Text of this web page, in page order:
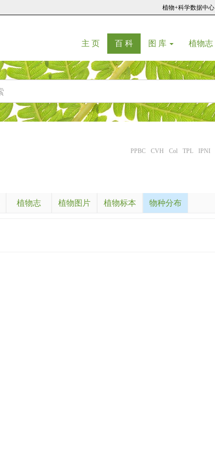
植物+科学数据中心
主 页(current)
百 科(current)
图 库 植物志
PPBC CVH Col TPL IPNI
植物志 植物图片 植物标本 物种分布